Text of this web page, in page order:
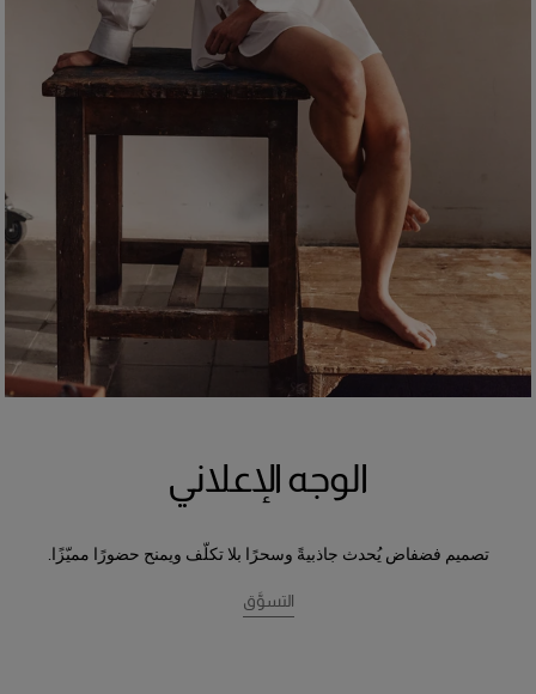
الوجه الإعلاني
تصميم فضفاض يُحدث جاذبيةً وسحرًا بلا تكلّف ويمنح حضورًا مميّزًا.
التسوَّق